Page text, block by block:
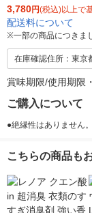
3,780円(税込)以上で
配送料について
※一部の商品につきま
在庫確認住所：東京
賞味期限/使用期限
ご購入について
●絶縁性はありません。
こちらの商品も